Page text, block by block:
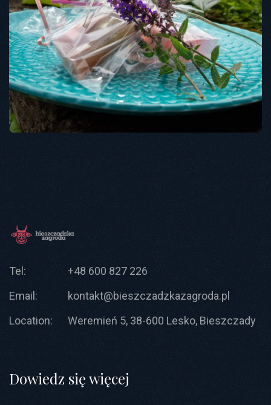
Tel:
+48 600 827 226
Email:
kontakt@bieszczadzkazagroda.pl
Location:
Weremień 5, 38-600 Lesko, Bieszczady
Dowiedz się więcej